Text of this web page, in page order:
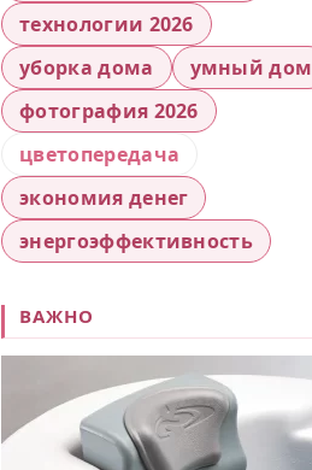
технологии 2026
уборка дома
умный дом
фотография 2026
цветопередача
экономия денег
энергоэффективность
ВАЖНО